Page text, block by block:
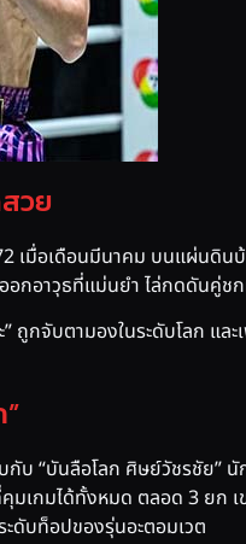
วย
เมื่อเดือนมีนาคม บนแผ่น
ออกอาวุธที่แม่นยำ ไล่กดดั
ถูกจับตามองในระดับโลก
บ “บันลือโลก ศิษย์วัชรชัย”
เกมได้ทั้งหมด ตลอด 3 ยก
ดับท็อปของรุ่นอะตอมเวต